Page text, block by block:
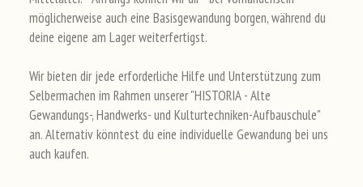
möglicherweise auch eine Basisgewandung borgen, während du
deine eigene am Lager weiterfertigst.
Wir bieten dir jede erforderliche Hilfe und Unterstützung zum
Selbermachen im Rahmen unserer "HISTORIA - Alte
Gewandungs-, Handwerks- und Kulturtechniken-Aufbauschule"
an. Alternativ könntest du eine individuelle Gewandung bei uns
auch kaufen.